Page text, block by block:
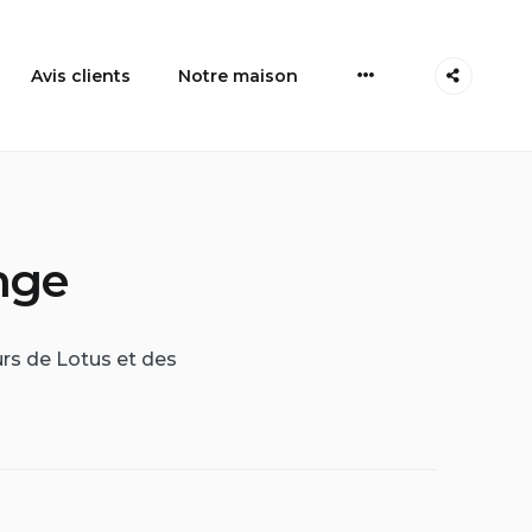
Avis clients Notre maison More
de Lotus et des